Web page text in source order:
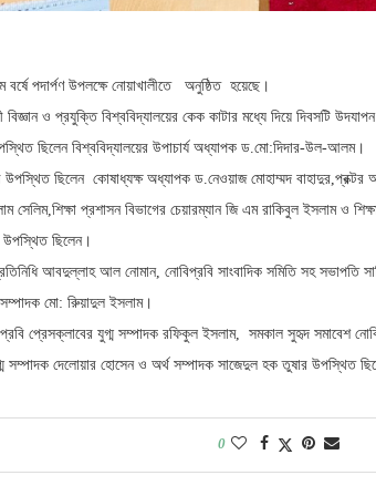
পদার্পণ উপলক্ষে নোয়াখালীতে অনুষ্ঠিত হয়েছে।
ও প্রযুক্তি বিশ্ববিদ্যালয়ের কেক কাটার মধ্যে দিয়ে দিবসটি
ছিলেন বিশ্ববিদ্যালয়ের উপাচার্য অধ্যাপক ড.মো:দিদার-উল-আলম।
উপস্থিত ছিলেন কোষাধ্যক্ষ অধ্যাপক ড.নেওয়াজ মোহাম্মদ
সেলিম,শিক্ষা প্রশাসন বিভাগের চেয়ারম্যান জি এম রাকিবুল ইসলাম ও
উপস্থিত ছিলেন।
আবদুল্লাহ আল নোমান, নোবিপ্রবি সাংবাদিক সমিতি সহ সভাপতি
মো: রুিয়াদুল ইসলাম।
প্রেসক্লাবের যুগ্ম সম্পাদক রফিকুল ইসলাম, সমকাল সুহৃদ সমাবেশ
সম্পাদক দেলোয়ার হোসেন ও অর্থ সম্পাদক সাজেদুল হক তুষার উপস্থিত
0